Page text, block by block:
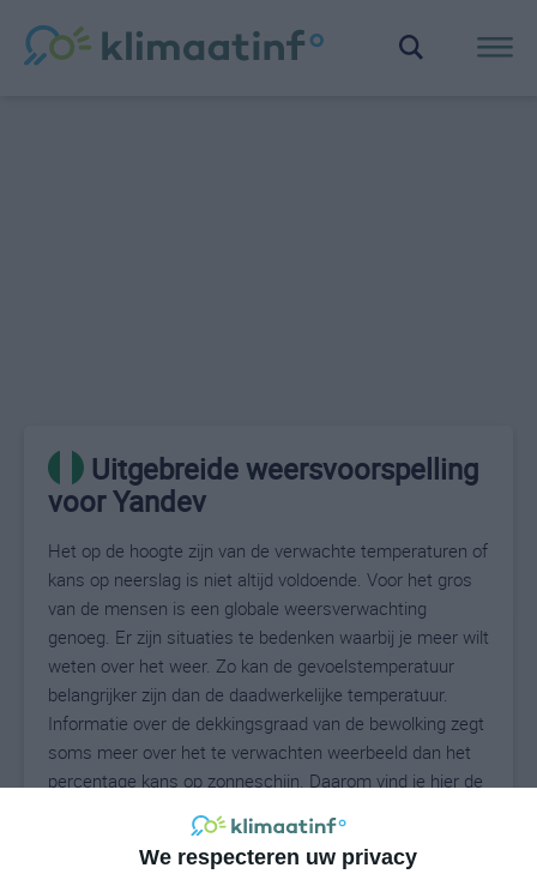
We respecteren uw privacy
Uitgebreide weersvoorspelling
voor Yandev
Het op de hoogte zijn van de verwachte temperaturen of
kans op neerslag is niet altijd voldoende. Voor het gros
van de mensen is een globale weersverwachting
genoeg. Er zijn situaties te bedenken waarbij je meer wilt
weten over het weer. Zo kan de gevoelstemperatuur
belangrijker zijn dan de daadwerkelijke temperatuur.
Informatie over de dekkingsgraad van de bewolking zegt
soms meer over het te verwachten weerbeeld dan het
percentage kans op zonneschijn. Daarom vind je hier de
uitgebreide weersvoorspelling voor Yandev.